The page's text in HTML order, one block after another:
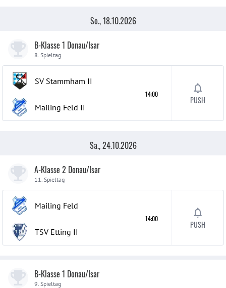
So., 18.10.2026
B-Klasse 1 Donau/Isar
8. Spieltag
SV Stammham II
Mailing Feld II
14:00
PUSH
Sa., 24.10.2026
A-Klasse 2 Donau/Isar
11. Spieltag
Mailing Feld
TSV Etting II
14:00
PUSH
B-Klasse 1 Donau/Isar
9. Spieltag